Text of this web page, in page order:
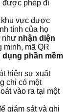
được phép đi
vực được
tính của họ
như nhận diện
minh, mã QR
dụng phần mềm
hiện sự xuất
chỉ có một
vào ra tại một
giám sát và ghi